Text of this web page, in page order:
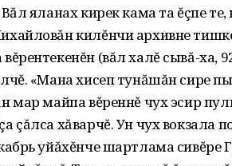
яланах кирек кама та ĕçпе
килĕнчи архивне
(вăл халĕ сывă-ха,
«Мана хисеп тунăшăн сире
мар майпа вĕреннĕ чух эсир
çăлса хăварчĕ. Ун чух вокзала
уйăхĕнче шартлама сивĕре